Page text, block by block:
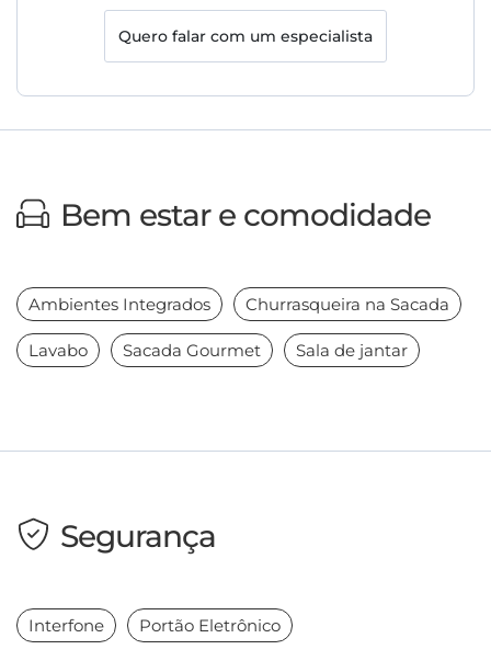
Quero falar com um especialista
Bem estar e comodidade
Ambientes Integrados Churrasqueira na Sacada
Lavabo Sacada Gourmet Sala de jantar
Segurança
Interfone Portão Eletrônico